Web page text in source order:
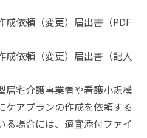
依頼（変更）届出書（PDF
依頼（変更）届出書（記入
宅介護事業者や看護小規模
ケアプランの作成を依頼する
る場合には、適宜添付ファイ